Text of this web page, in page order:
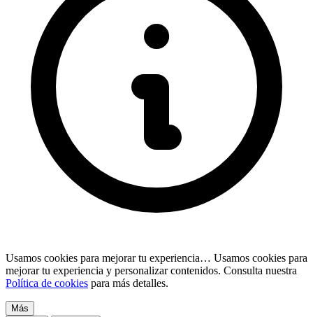
Usamos cookies para mejorar tu experiencia… Usamos cookies para
mejorar tu experiencia y personalizar contenidos. Consulta nuestra
Política de cookies para más detalles.
Más